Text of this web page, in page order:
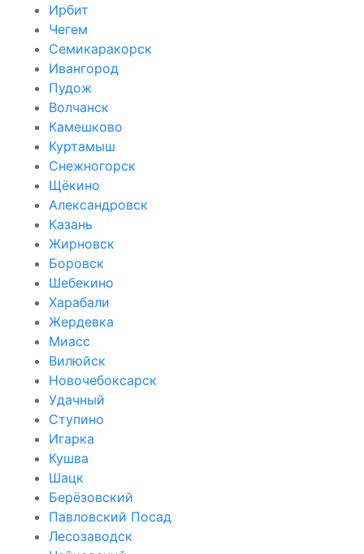
Ирбит
Чегем
Семикаракорск
Ивангород
Пудож
Волчанск
Камешково
Куртамыш
Снежногорск
Щёкино
Александровск
Казань
Жирновск
Боровск
Шебекино
Харабали
Жердевка
Миасс
Вилюйск
Новочебоксарск
Удачный
Ступино
Игарка
Кушва
Шацк
Берёзовский
Павловский Посад
Лесозаводск